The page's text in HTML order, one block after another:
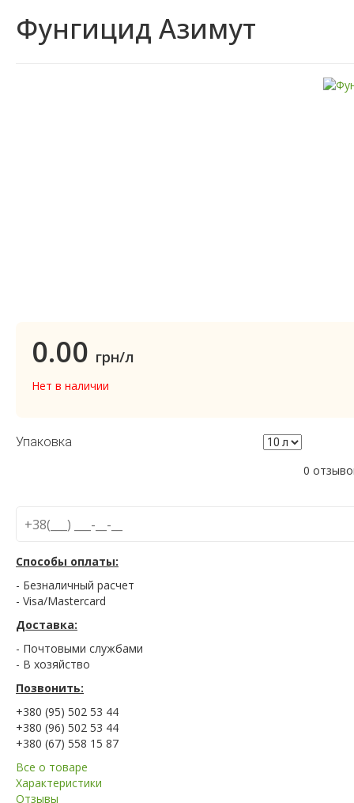
Фунгицид Азимут
0.00 грн/л
Нет в наличии
Упаковка
0
Способы оплаты:
- Безналичный расчет
- Visa/Mastercard
Доставка:
- Почтовыми службами
- В хозяйство
Позвонить:
+380 (95) 502 53 44
+380 (96) 502 53 44
+380 (67) 558 15 87
Все о товаре
Характеристики
Отзывы